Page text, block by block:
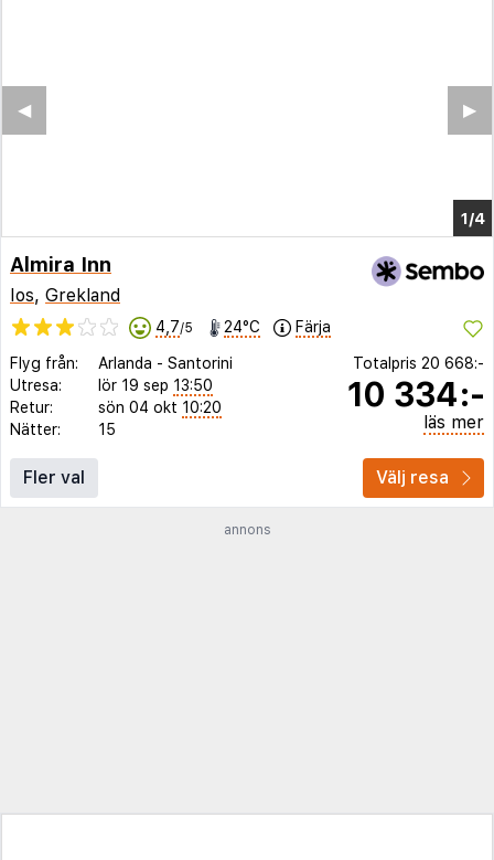
Almira Inn
Ios, Grekland
4,7/5 24°C Färja
Flyg från: Arlanda - Santorini
Utresa:
lör 19 sep 13:50
Retur:
sön 04 okt 10:20
Nätter:
15
Totalpris 20 668:-
10 334:-
läs mer
Fler val Välj resa
annons